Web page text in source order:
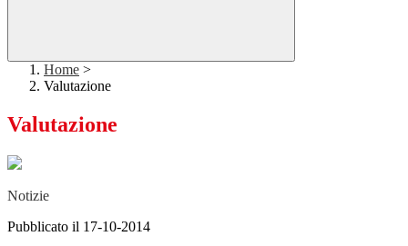
Home >
Valutazione
Valutazione
Notizie
Pubblicato il 17-10-2014